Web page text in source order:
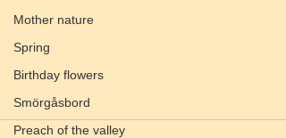
Mother nature
Spring
Birthday flowers
Smörgåsbord
Preach of the valley